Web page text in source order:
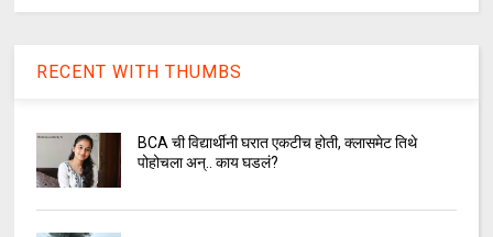
RECENT WITH THUMBS
BCA ची विद्यार्थीनी घरात एकटीच होती, क्लासमेट तिथे
पोहोचला अन्.. काय घडलं?